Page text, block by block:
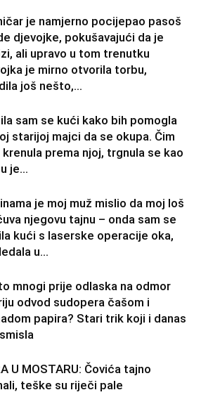
je namjerno pocijepao pasoš
djevojke, pokušavajući da je
ali upravo u tom trenutku
je mirno otvorila torbu,
još nešto,...
sam se kući kako bih pomogla
starijoj majci da se okupa. Čim
krenula prema njoj, trgnula se kao
je...
je moj muž mislio da moj loš
njegovu tajnu – onda sam se
kući s laserske operacije oka,
u...
mnogi prije odlaska na odmor
odvod sudopera čašom i
papira? Stari trik koji i danas
U MOSTARU: Čovića tajno
teške su riječi pale